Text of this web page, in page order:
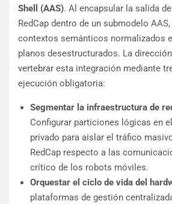
Shell (AAS). Al encapsular la salida
RedCap dentro de un submodelo
contextos semánticos normalizados
planos desestructurados. La
vertebrar esta integración mediante
ejecución obligatoria:
Segmentar la infraestructura de
Configurar particiones lógicas en
privado para aislar el tráfico
RedCap respecto a las
crítico de los robots móviles.
Orquestar el ciclo de vida del
plataformas de gestión